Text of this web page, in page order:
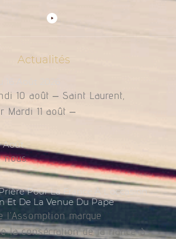
Actualités
10 août – Saint Laurent,
Mardi 11 août –
Août
nous.
Pour La France À L’occasion
Et De La Venue Du Pape
l’Assomption marque
la consécration de la France à